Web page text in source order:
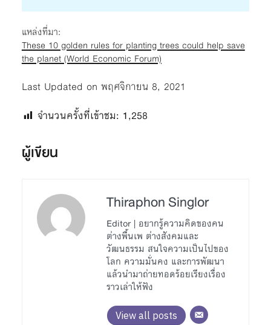
แหล่งที่มา:
These 10 golden rules for planting trees could help save
the planet (World Economic Forum)
Last Updated on พฤศจิกายน 8, 2021
จำนวนครั้งที่เข้าชม: 1,258
ผู้เขียน
Thiraphon Singlor
Editor | อยากรู้ความคิดของคน
ต่างพื้นเพ ต่างสังคมและ
วัฒนธรรม สนใจความเป็นไปของ
โลก ความมั่นคง และการพัฒนา
แล้วนำมาถ่ายทอดร้อยเรียงเรื่อง
ราวเล่าให้ฟัง
View all posts